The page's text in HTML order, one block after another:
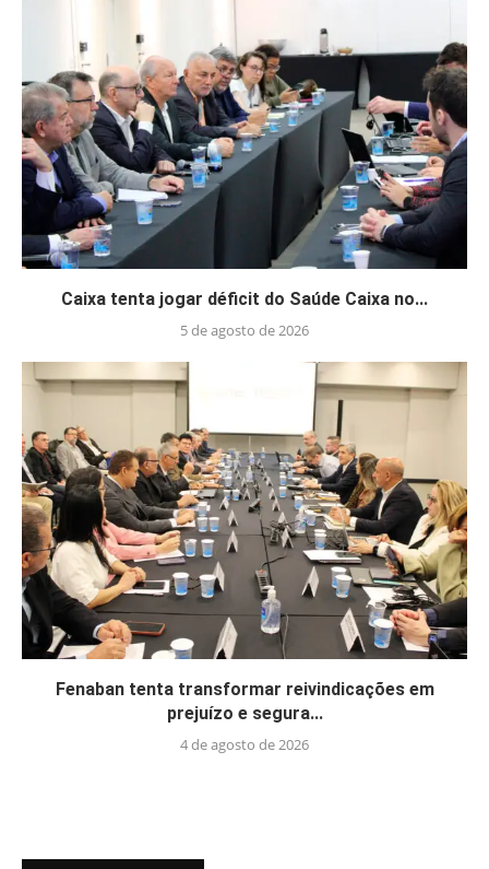
Caixa tenta jogar déficit do Saúde Caixa no...
5 de agosto de 2026
Fenaban tenta transformar reivindicações em
prejuízo e segura...
4 de agosto de 2026